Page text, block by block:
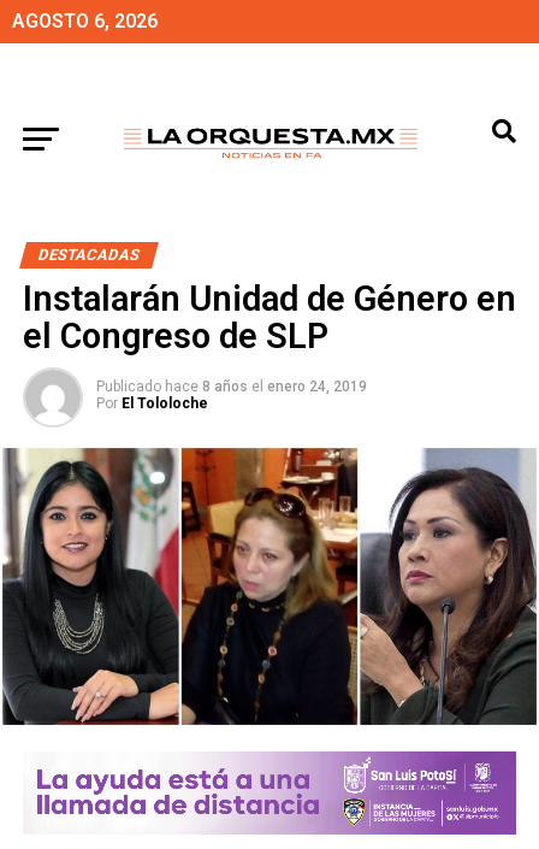
AGOSTO 6, 2026
DESTACADAS
Instalarán Unidad de Género en
el Congreso de SLP
Publicado hace 8 años el enero 24, 2019
Por El Tololoche